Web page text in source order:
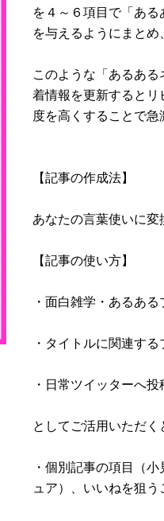
を４～６項目で「あ
を与えるようにまとめ
このような「あるあ
着情報を更新すると
度を高くすることで急
【記事の作成法】
あなたの言葉使いに変
【記事の使い方】
・面白雑学・あるあ
・タイトルに関連す
・日常ツイッターへ
としてご活用いただく
・個別記事の項目（
ュア）、いいねを狙う